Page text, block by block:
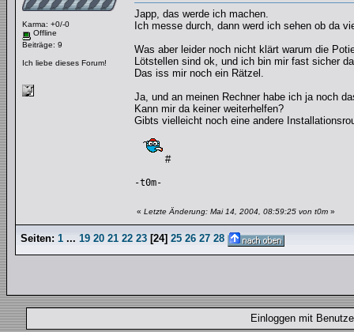
Karma: +0/-0
Offline
Beiträge: 9
Ich liebe dieses Forum!
Japp, das werde ich machen.
Ich messe durch, dann werd ich sehen ob da
Was aber leider noch nicht klärt warum die
Lötstellen sind ok, und ich bin mir fast sicher
Das iss mir noch ein Rätzel.
Ja, und an meinen Rechner habe ich ja noch
Kann mir da keiner weiterhelfen?
Gibts vielleicht noch eine andere
#
-t0m-
« Letzte Änderung: Mai 14, 2004, 08:59:25 von t0m »
Seiten: 1 ... 19 20 21 22 23 [24] 25 26 27 28
Einloggen mit